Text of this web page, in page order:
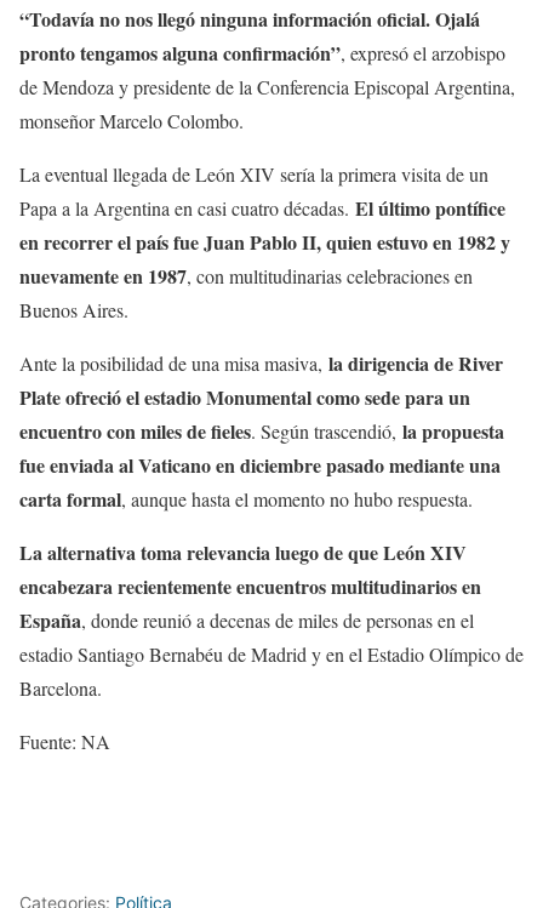
“Todavía no nos llegó ninguna información oficial. Ojalá
pronto tengamos alguna confirmación”, expresó el arzobispo
de Mendoza y presidente de la Conferencia Episcopal Argentina,
monseñor Marcelo Colombo.
La eventual llegada de León XIV sería la primera visita de un
Papa a la Argentina en casi cuatro décadas. El último pontífice
en recorrer el país fue Juan Pablo II, quien estuvo en 1982 y
nuevamente en 1987, con multitudinarias celebraciones en
Buenos Aires.
Ante la posibilidad de una misa masiva, la dirigencia de River
Plate ofreció el estadio Monumental como sede para un
encuentro con miles de fieles. Según trascendió, la propuesta
fue enviada al Vaticano en diciembre pasado mediante una
carta formal, aunque hasta el momento no hubo respuesta.
La alternativa toma relevancia luego de que León XIV
encabezara recientemente encuentros multitudinarios en
España, donde reunió a decenas de miles de personas en el
estadio Santiago Bernabéu de Madrid y en el Estadio Olímpico de
Barcelona.
Fuente: NA
Categories: Política